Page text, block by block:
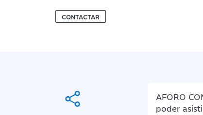
CONTACTAR
AFORO
poder